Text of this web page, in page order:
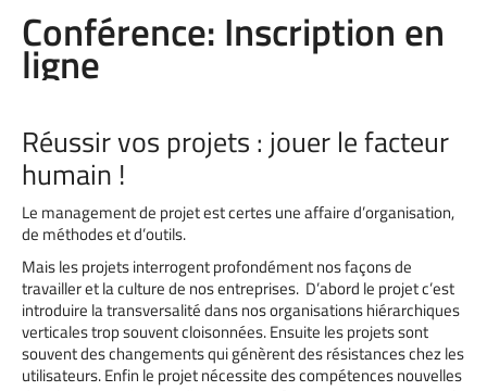
Conférence: Inscription en
ligne
Réussir vos projets : jouer le facteur
humain !
Le management de projet est certes une affaire d’organisation,
de méthodes et d’outils.
Mais les projets interrogent profondément nos façons de
travailler et la culture de nos entreprises. D’abord le projet c’est
introduire la transversalité dans nos organisations hiérarchiques
verticales trop souvent cloisonnées. Ensuite les projets sont
souvent des changements qui génèrent des résistances chez les
utilisateurs. Enfin le projet nécessite des compétences nouvelles